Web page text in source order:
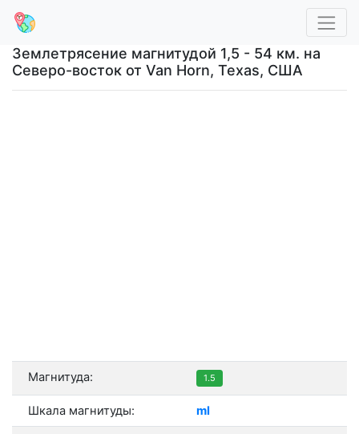
Землетрясение магнитудой 1,5 - 54 км. на
Северо-восток от Van Horn, Texas, США
Магнитуда: 1.5
Шкала магнитуды: ml